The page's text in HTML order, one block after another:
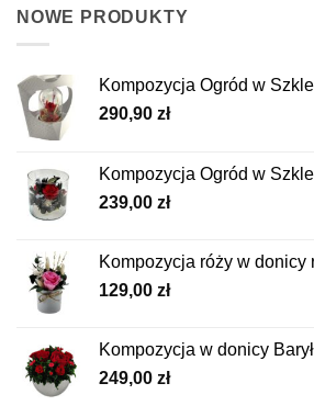
NOWE PRODUKTY
Kompozycja Ogród w Szkle
290,90 zł
Kompozycja Ogród w
239,00 zł
Kompozycja róży w donicy
129,00 zł
Kompozycja w donicy
249,00 zł